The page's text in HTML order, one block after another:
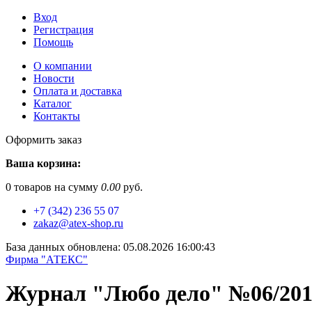
Вход
Регистрация
Помощь
О компании
Новости
Оплата и доставка
Каталог
Контакты
Оформить заказ
Ваша корзина:
0 товаров на сумму 0.00 руб.
+7 (342) 236 55 07
zakaz@atex-shop.ru
База данных обновлена: 05.08.2026 16:00:43
Фирма "АТЕКС"
Журнал "Любо дело" №06/